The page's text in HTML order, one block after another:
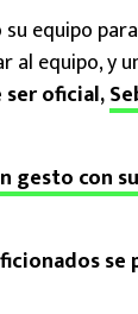
equipo
al equipo, y
oficial,
gesto con
se